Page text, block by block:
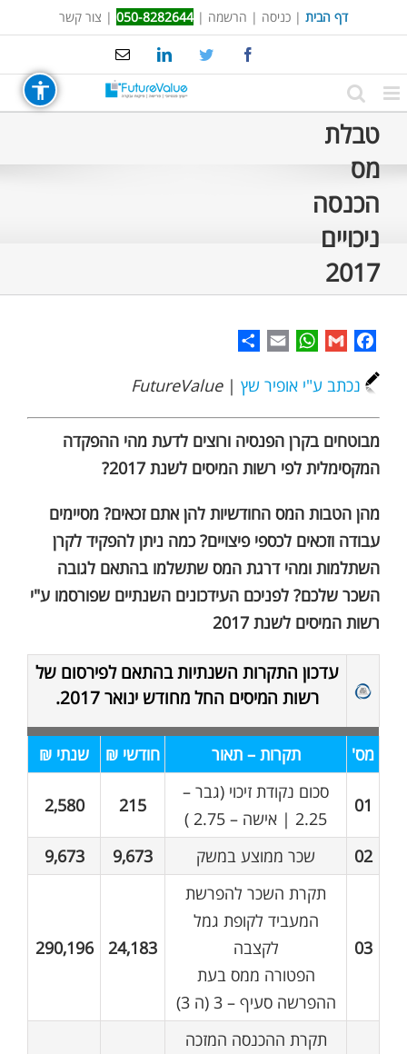
to
דף הבית | כניסה | הרשמה |
050-8282644
| צור קשר
Facebook
Twitter
LinkedIn
Email
טבלת
מס
הכנסה
ניכויים
2017
Facebook
Gmail
WhatsApp
Email
נכתב ע"י אופיר שץ |
FutureValue
מבוטחים בקרן הפנסיה ורוצים לדעת מהי ההפקדה
המקסימלית לפי רשות המיסים לשנת 2017?
מהן הטבות המס החודשיות להן אתם זכאים? מסיימים
עבודה וזכאים לכספי פיצויים? כמה ניתן להפקיד לקרן
השתלמות ומהי דרגת המס שתשלמו בהתאם לגובה
השכר שלכם? לפניכם העידכונים השנתיים שפורסמו ע"י
רשות המיסים לשנת 2017
עדכון התקרות השנתיות בהתאם לפירסום של
רשות המיסים החל מחודש ינואר 2017.
מס' תקרות – תאור חודשי ₪ שנתי ₪
01
סכום נקודת זיכוי (גבר –
2.25 | אישה – 2.75 )
215
2,580
02 שכר ממוצע במשק 9,673
9,673
03
תקרת השכר להפרשת
המעביד לקופת גמל
לקצבה
הפטורה ממס בעת
ההפרשה סעיף – 3 (ה 3)
24,183
290,196
תקרת ההכנסה המזכה